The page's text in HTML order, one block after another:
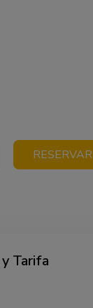
RESERVAR
Tarifa